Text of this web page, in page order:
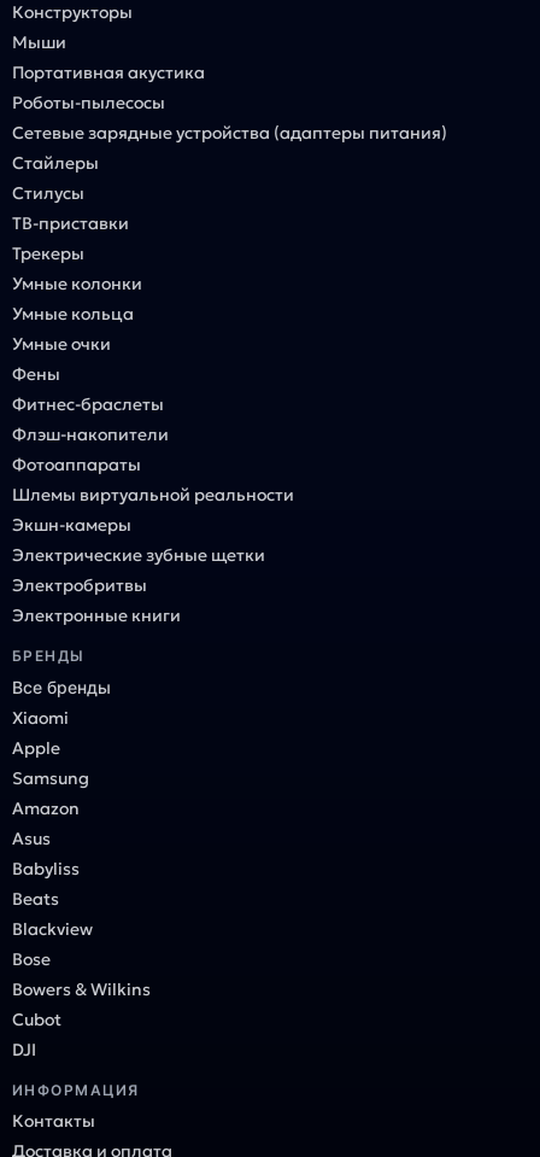
Конструкторы
Мыши
Портативная акустика
Роботы-пылесосы
Сетевые зарядные устройства (адаптеры питания)
Стайлеры
Стилусы
ТВ-приставки
Трекеры
Умные колонки
Умные кольца
Умные очки
Фены
Фитнес-браслеты
Флэш-накопители
Фотоаппараты
Шлемы виртуальной реальности
Экшн-камеры
Электрические зубные щетки
Электробритвы
Электронные книги
БРЕНДЫ
Все бренды
Xiaomi
Apple
Samsung
Amazon
Asus
Babyliss
Beats
Blackview
Bose
Bowers & Wilkins
Cubot
DJI
ИНФОРМАЦИЯ
Контакты
Доставка и оплата